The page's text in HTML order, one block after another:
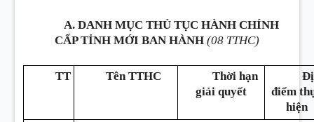
A. DANH MỤC THỦ TỤC HÀNH CHÍNH
CẤP TỈNH MỚI BAN HÀNH (08 TTHC)
TT Tên TTHC
Thời hạn
giải quyết
điểm
hiện